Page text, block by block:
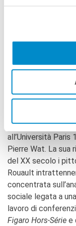
popolari,
richiama la scelta
e slancio. Tutti i
della stampa al
Dottore in storia
Louvre, dove si
Maximilien
all’Università Paris
Pierre Wat. La sua
del XX secolo i
Rouault
concentrata
sociale legata a
lavoro di
Figaro Hors-Série e